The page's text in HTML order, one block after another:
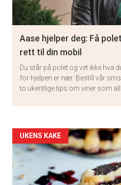
Aase hjelper deg: Få
rett til din mobil
Du står på polet og vet ikke hva
for hjelpen er nær: Bestill vår
to ukentlige tips om viner som
Artikler
detail
-
UKENS KAKE